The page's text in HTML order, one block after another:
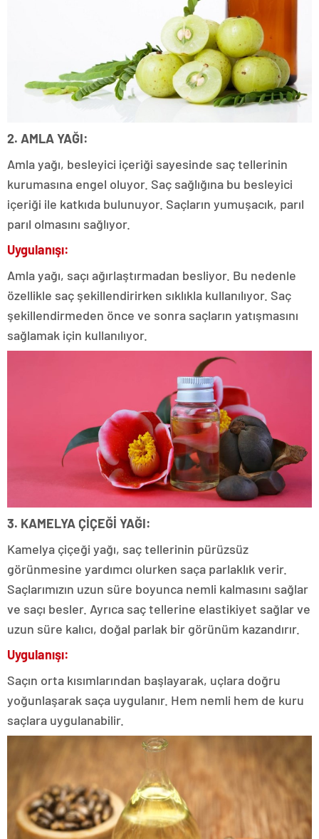
2. AMLA YAĞI:
Amla yağı, besleyici içeriği sayesinde saç tellerinin
kurumasına engel oluyor. Saç sağlığına bu besleyici
içeriği ile katkıda bulunuyor. Saçların yumuşacık, parıl
parıl olmasını sağlıyor.
Uygulanışı:
Amla yağı, saçı ağırlaştırmadan besliyor. Bu nedenle
özellikle saç şekillendirirken sıklıkla kullanılıyor. Saç
şekillendirmeden önce ve sonra saçların yatışmasını
sağlamak için kullanılıyor.
3. KAMELYA ÇİÇEĞİ YAĞI:
Kamelya çiçeği yağı, saç tellerinin pürüzsüz
görünmesine yardımcı olurken saça parlaklık verir.
Saçlarımızın uzun süre boyunca nemli kalmasını sağlar
ve saçı besler. Ayrıca saç tellerine elastikiyet sağlar ve
uzun süre kalıcı, doğal parlak bir görünüm kazandırır.
Uygulanışı:
Saçın orta kısımlarından başlayarak, uçlara doğru
yoğunlaşarak saça uygulanır. Hem nemli hem de kuru
saçlara uygulanabilir.